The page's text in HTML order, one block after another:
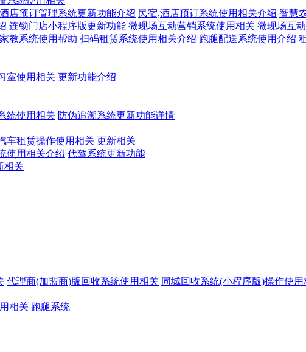
店预订管理系统更新功能介绍 民宿,酒店预订系统使用相关介绍 智慧
连锁门店小程序版更新功能 微现场互动营销系统使用相关 微现场互
家教系统使用帮助 扫码租赁系统使用相关介绍 跑腿配送系统使用介绍
室使用相关 更新功能介绍
统使用相关 防伪追溯系统更新功能详情
车租赁操作使用相关 更新相关
使用相关介绍 代驾系统更新功能
相关
代理商(加盟商)版回收系统使用相关 同城回收系统(小程序版)操作使用
相关 跑腿系统